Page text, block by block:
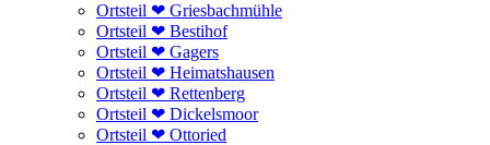
Ortsteil ❤ Griesbachmühle
Ortsteil ❤ Bestihof
Ortsteil ❤ Gagers
Ortsteil ❤ Heimatshausen
Ortsteil ❤ Rettenberg
Ortsteil ❤ Dickelsmoor
Ortsteil ❤ Ottoried